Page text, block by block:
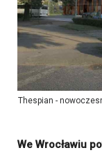
Thespian -
We Wrocławiu